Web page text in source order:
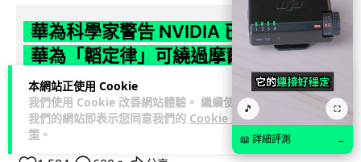
本網站正使用 Cookie
我們使用 Cookie 改善網站體驗。 繼續使用
我們的網站即表示您同意我們的 Cookie 政
策 。
華為科學家警告 NVIDIA 已近物理極限
華為「韜定律」可繞過摩爾定律瓶頸
華為半導體首席科學家廖恒罕見接受近 5 小時專訪，警告
NVIDIA 等西方晶片巨頭正逼近物理極限，傳統製程升級已失經
濟效益。他同時介紹華為... 閱讀全文
🎵 ⛶
📖 詳細評測 →